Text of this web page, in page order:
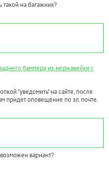
такой на багажник?
бампера из нержавейки с
"уведомить" на сайте, после
придет оповещение по эл.почте.
вариант?